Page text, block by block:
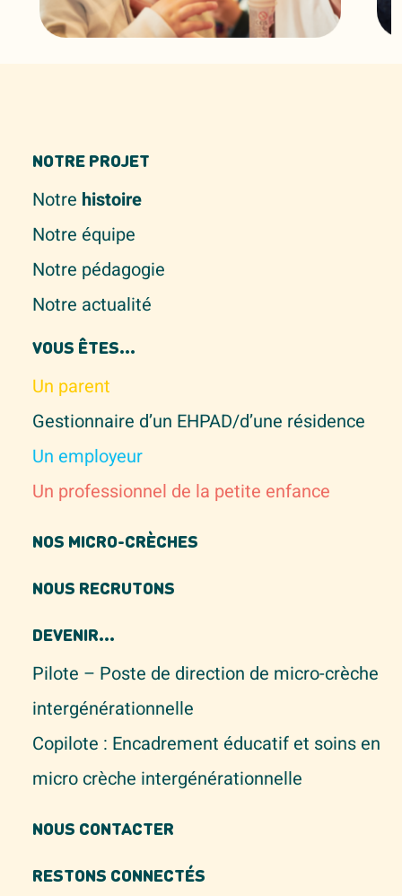
NOTRE PROJET
Notre histoire
Notre équipe
Notre pédagogie
Notre actualité
VOUS ÊTES...
Un parent
Gestionnaire d’un EHPAD/d’une résidence
Un employeur
Un professionnel de la petite enfance
NOS MICRO-CRÈCHES
NOUS RECRUTONS
DEVENIR...
Pilote – Poste de direction de micro-crèche
intergénérationnelle
Copilote : Encadrement éducatif et soins en
micro crèche intergénérationnelle
NOUS CONTACTER
RESTONS CONNECTÉS